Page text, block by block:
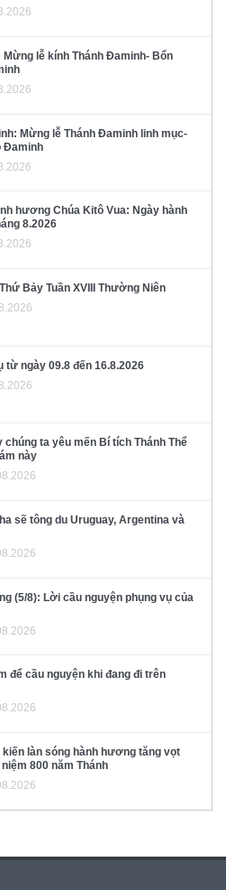
Mừng lễ kính Thánh Đaminh- Bổn
Mừng lễ Thánh Đaminh linh mục-
Đaminh
hương Chúa Kitô Vua: Ngày hành
8.2026
Bảy Tuần XVIII Thường Niên
từ ngày 09.8 đến 16.8.2026
chúng ta yêu mến Bí tích Thánh Thể
này
sẽ tông du Uruguay, Argentina và
(5/8): Lời cầu nguyện phụng vụ của
để cầu nguyện khi đang đi trên
làn sóng hành hương tăng vọt
800 năm Thánh